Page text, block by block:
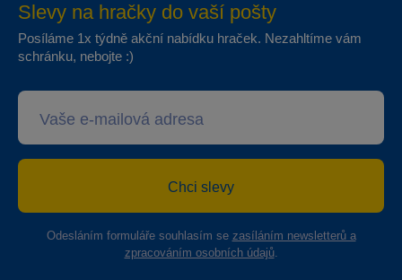
Slevy na hračky do vaší pošty
Posíláme 1x týdně akční nabídku hraček. Nezahltíme vám
schránku, nebojte :)
Chci slevy
Odesláním formuláře souhlasím se zasíláním newsletterů a
zpracováním osobních údajů.